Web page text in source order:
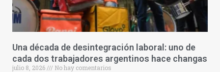
Una década de desintegración laboral: uno de
cada dos trabajadores argentinos hace changas
julio 8, 2026
No hay comentarios